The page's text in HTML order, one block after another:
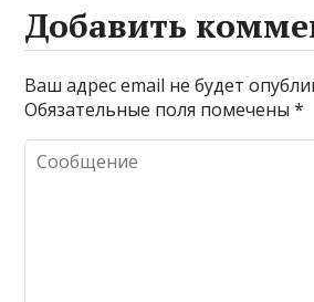
Добавить
Ваш адрес email не будет
Обязательные поля помечены*